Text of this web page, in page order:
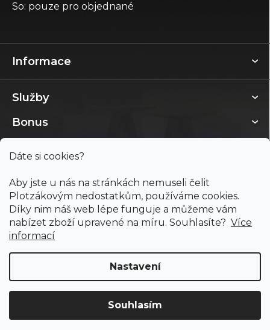
Dáte si cookies?
Aby jste u nás na stránkách nemuseli čelit
Plotzákovým nedostatkům, používáme cookies.
Díky nim náš web lépe funguje a můžeme vám
nabízet zboží upravené na míru. Souhlasíte? Více
informací
Nastavení
Souhlasím
Informace
Služby
Bonus
So: pouze pro objednané
Vytvořil Shoptet
Copyright 2026PODLAHY PLOTZ s.r.o.. Všechna práva